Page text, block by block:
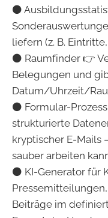
⚫
liefern (z. B.
⚫ Raumfinder 👉
Belegungen und
Datum/Uhrzeit/
⚫ Formular-
strukturierte
kryptischer E-Mails
sauber arbeiten
⚫ KI-Generator für
Beiträge im